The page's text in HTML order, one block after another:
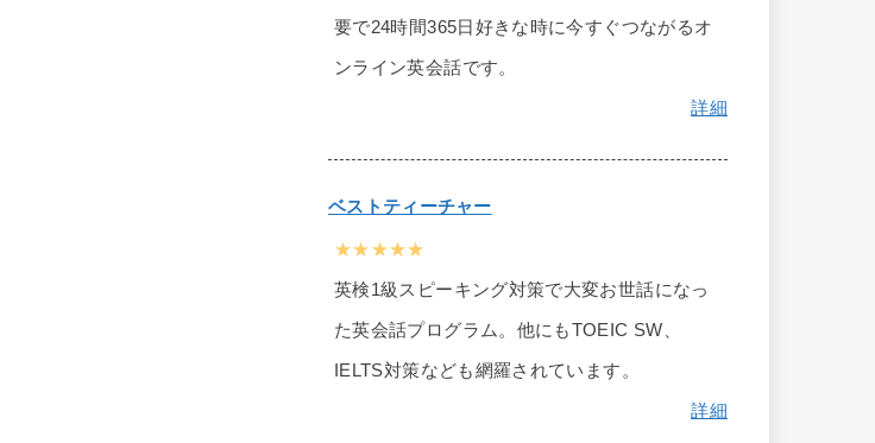
要で24時間365日好きな時に今すぐつながるオ
ンライン英会話です。
詳細
ベストティーチャー
★★★★★
英検1級スピーキング対策で大変お世話になっ
た英会話プログラム。他にもTOEIC SW、
IELTS対策なども網羅されています。
詳細